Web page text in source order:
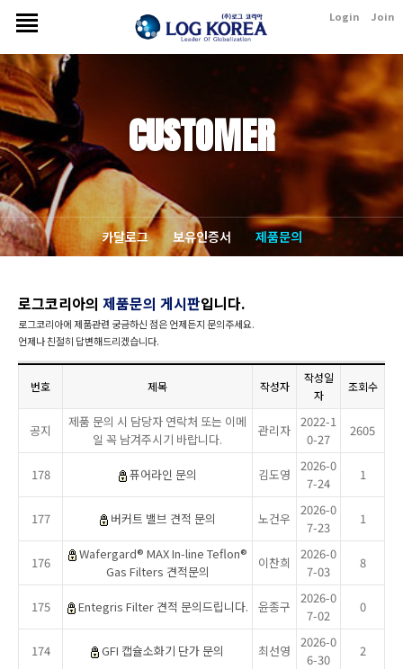
Login Join
CUSTOMER
카달로그 보유인증서 제품문의
로그코리아의 제품문의 게시판입니다.
로그코리아에 제품관련 궁금하신 점은 언제든지 문의주세요.
언제나 친절히 답변해드리겠습니다.
번호 제목 작성자
작성일
자
조회수
공지
제품 문의 시 담당자 연락처 또는 이메
일 꼭 남겨주시기 바랍니다.
관리자
2022-1
0-27
2605
178 퓨어라인 문의 김도영
2026-0
7-24
1
177 버커트 밸브 견적 문의 노건우
2026-0
7-23
1
176
Wafergard® MAX In-line Teflon®
Gas Filters 견적문의
이찬희
2026-0
7-03
8
175 Entegris Filter 견적 문의드립니다. 윤종구
2026-0
7-02
0
174 GFI 캡슐소화기 단가 문의 최선영
2026-0
6-30
2